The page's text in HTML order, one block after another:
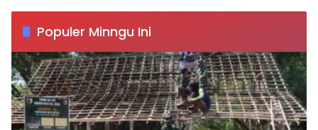
Populer Minngu Ini